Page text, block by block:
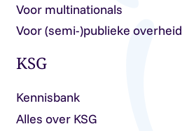
Voor multinationals
Voor (semi-)publieke overheid
KSG
Kennisbank
Alles over KSG